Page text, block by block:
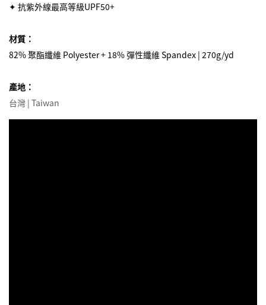
✦ 抗紫外線最高等級UPF50+
材質：
82% 聚酯纖維 Polyester + 18% 彈性纖維 Spandex | 270g/yd
產地：
台灣 | Taiwan